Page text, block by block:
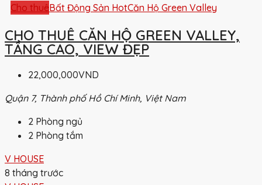
Cho thuêBất Động Sản HotCăn Hộ Green Valley
CHO THUÊ CĂN HỘ GREEN VALLEY,
TẦNG CAO, VIEW ĐẸP
22,000,000VND
Quận 7, Thành phố Hồ Chí Minh, Việt Nam
2 Phòng ngủ
2 Phòng tắm
V HOUSE
8 tháng trước